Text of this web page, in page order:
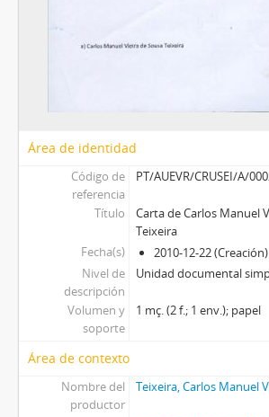
Área de identidad
Código de
referencia
PT/AUEVR/CRUSEI/A/
Título
Carta de Carlos Manuel
Teixeira
Fecha(s)
2010-12-22 (Creación)
Nivel de
descripción
Unidad documental
Volumen y
soporte
1 mç. (2 f.; 1 env.); papel
Área de contexto
Nombre del
productor
Teixeira, Carlos Manuel